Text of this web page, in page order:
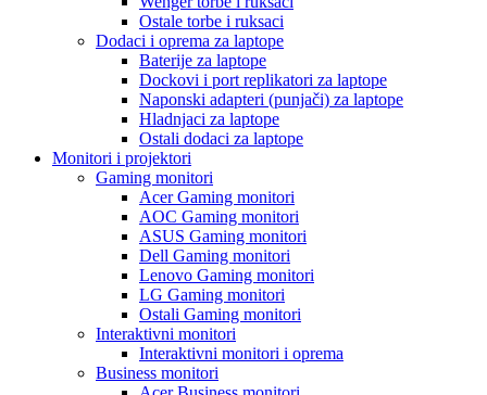
Ostale torbe i ruksaci
Dodaci i oprema za laptope
Baterije za laptope
Dockovi i port replikatori za laptope
Naponski adapteri (punjači) za laptope
Hladnjaci za laptope
Ostali dodaci za laptope
Monitori i projektori
Gaming monitori
Acer Gaming monitori
AOC Gaming monitori
ASUS Gaming monitori
Dell Gaming monitori
Lenovo Gaming monitori
LG Gaming monitori
Ostali Gaming monitori
Interaktivni monitori
Interaktivni monitori i oprema
Business monitori